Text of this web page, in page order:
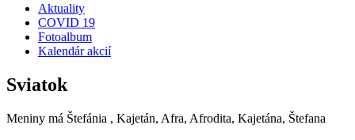
Aktuality
COVID 19
Fotoalbum
Kalendár akcií
Sviatok
Meniny má Štefánia , Kajetán, Afra, Afrodita, Kajetána, Štefana